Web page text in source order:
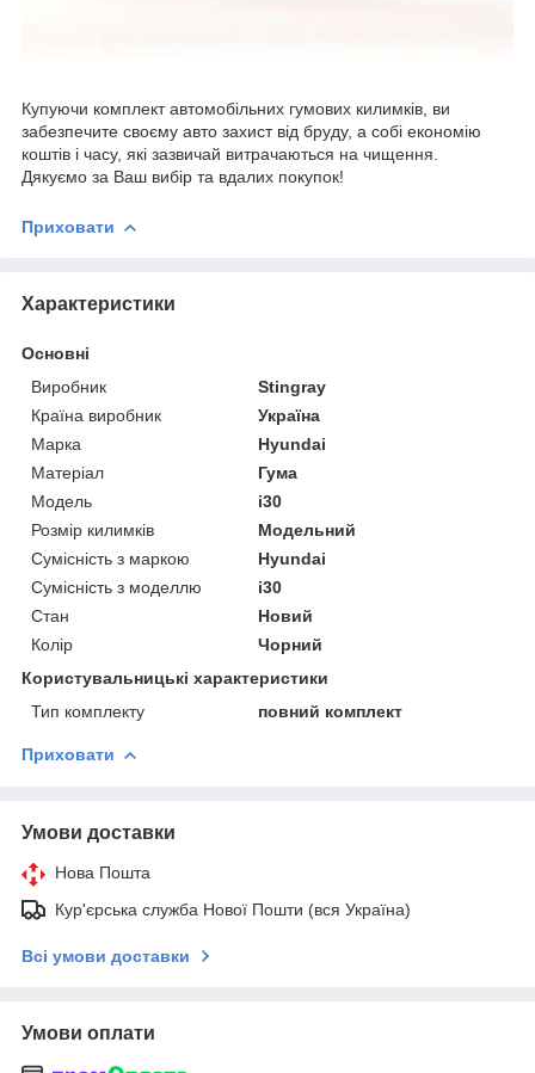
Купуючи комплект автомобільних гумових килимків, ви
забезпечите своєму авто захист від бруду, а собі економію
коштів і часу, які зазвичай витрачаються на чищення.
Дякуємо за Ваш вибір та вдалих покупок!
Приховати
Характеристики
Основні
Виробник
Stingray
Країна виробник
Україна
Марка
Hyundai
Матеріал
Гума
Модель
i30
Розмір килимків
Модельний
Сумісність з маркою
Hyundai
Сумісність з моделлю
i30
Стан
Новий
Колір
Чорний
Користувальницькі характеристики
Тип комплекту
повний комплект
Приховати
Умови доставки
Нова Пошта
Кур'єрська служба Нової Пошти (вся Україна)
Всі умови доставки
Умови оплати